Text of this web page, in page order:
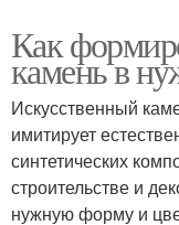
Как
камень в
Искусственный
имитирует
синтетических
строительстве и
нужную форму и